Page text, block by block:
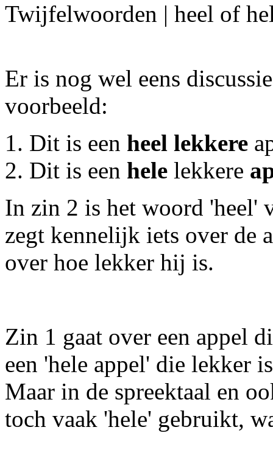
Twijfelwoorden | heel of
Er is nog wel eens
voorbeeld:
Dit is een heel lekkere
Dit is een hele lekkere
In zin 2 is het woord 'heel'
zegt kennelijk iets over de
over hoe lekker hij is.
Zin 1 gaat over een appel
een 'hele appel' die lekker
Maar in de spreektaal en
toch vaak 'hele' gebruikt,